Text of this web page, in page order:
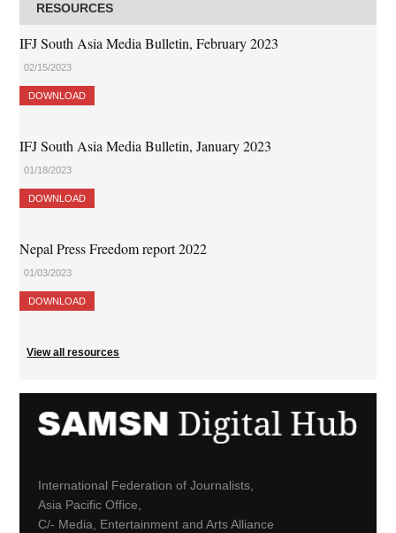
RESOURCES
IFJ South Asia Media Bulletin, February 2023
02/15/2023
DOWNLOAD
IFJ South Asia Media Bulletin, January 2023
01/18/2023
DOWNLOAD
Nepal Press Freedom report 2022
01/03/2023
DOWNLOAD
View all resources
International Federation of Journalists,
Asia Pacific Office,
C/- Media, Entertainment and Arts Alliance